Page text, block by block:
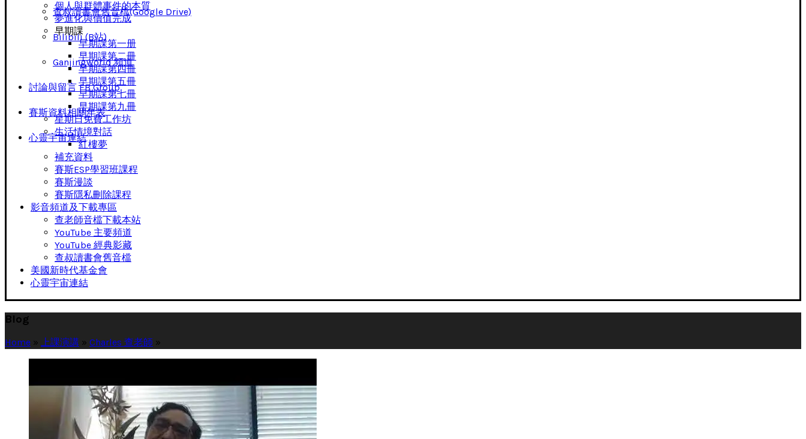
查叔讀書會舊音檔(Google Drive)
Bilibili (B站)
Ganjingworld 頻道
討論與留言 FB Group
賽斯資料相關年表
心靈宇宙連結
個人與群體事件的本質
夢進化與價值完成
早期課
早期課第一册
早期課第二冊
早期課第四冊
早期課第五冊
早期課第七冊
早期課第九冊
星期日免費工作坊
生活情境對話
紅樓夢
補充資料
賽斯ESP學習班課程
賽斯漫談
賽斯隱私刪除課程
影音頻道及下載專區
查老師音檔下載本站
YouTube 主要頻道
YouTube 經典影藏
查叔讀書會舊音檔
美國新時代基金會
心靈宇宙連結
Blog
Home » 上課演講 » Charles 查老師 »